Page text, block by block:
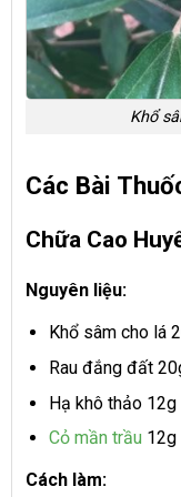
Khổ
Các Bài
Chữa Cao
Nguyên liệu:
Khổ sâm cho lá
Rau đắng đất
Hạ khô thảo 12g
Cỏ mần trầu 12g
Cách làm: